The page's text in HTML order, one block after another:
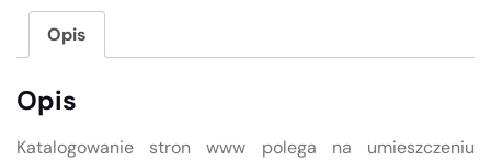
Opis
Opis
Katalogowanie stron www polega na umieszczeniu